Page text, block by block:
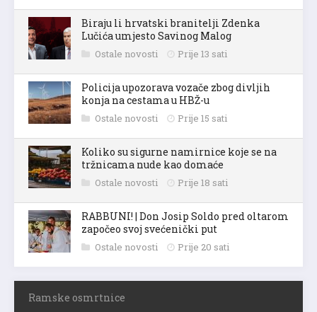
Biraju li hrvatski branitelji Zdenka
Lučića umjesto Savinog Malog
Ostale novosti Prije 13 sati
Policija upozorava vozače zbog divljih
konja na cestama u HBŽ-u
Ostale novosti Prije 15 sati
Koliko su sigurne namirnice koje se na
tržnicama nude kao domaće
Ostale novosti Prije 18 sati
RABBUNI! | Don Josip Soldo pred oltarom
započeo svoj svećenički put
Ostale novosti Prije 20 sati
Ramske osmrtnice